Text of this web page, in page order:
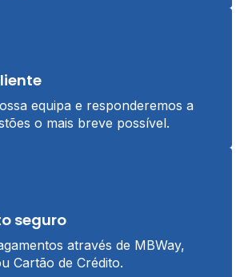
equipa e responderemos a
o mais breve possível.
seguro
através de MBWay,
Cartão de Crédito.